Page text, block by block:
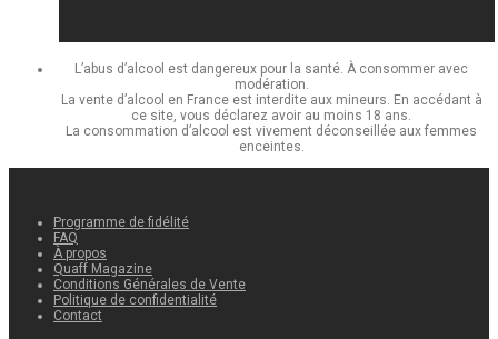
L’abus d’alcool est dangereux pour la santé. À consommer avec
modération.
La vente d’alcool en France est interdite aux mineurs. En accédant à
ce site, vous déclarez avoir au moins 18 ans.
La consommation d’alcool est vivement déconseillée aux femmes
enceintes.
Programme de fidélité
FAQ
À propos
Quaff Magazine
Conditions Générales de Vente
Politique de confidentialité
Contact